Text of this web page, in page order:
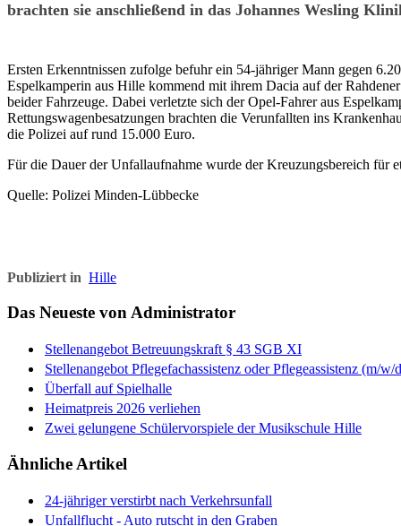
brachten sie anschließend in das Johannes Wesling
Ersten Erkenntnissen zufolge befuhr ein 54-jähriger Mann gegen
Espelkamperin aus Hille kommend mit ihrem Dacia auf der
beider Fahrzeuge. Dabei verletzte sich der Opel-Fahrer aus
Rettungswagenbesatzungen brachten die Verunfallten ins
die Polizei auf rund 15.000 Euro.
Für die Dauer der Unfallaufnahme wurde der Kreuzungsbereich für
Quelle: Polizei Minden-Lübbecke
Publiziert in Hille
Das Neueste von Administrator
Stellenangebot Betreuungskraft § 43 SGB XI
Stellenangebot Pflegefachassistenz oder Pflegeassistenz (m/w/
Überfall auf Spielhalle
Heimatpreis 2026 verliehen
Zwei gelungene Schülervorspiele der Musikschule Hille
Ähnliche Artikel
24-jähriger verstirbt nach Verkehrsunfall
Unfallflucht - Auto rutscht in den Graben